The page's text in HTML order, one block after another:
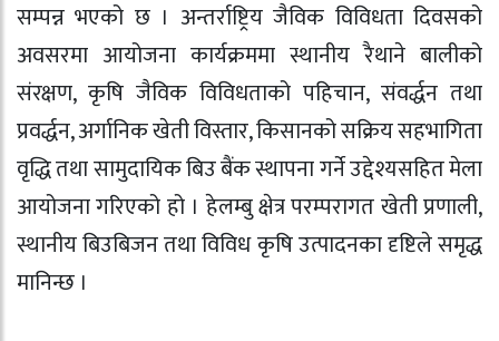
सम्पन्न भएको छ । अन्तर्राष्ट्रिय जैविक विविधता दिवसको
अवसरमा आयोजना कार्यक्रममा स्थानीय रैथाने बालीको
संरक्षण, कृषि जैविक विविधताको पहिचान, संवर्द्धन तथा
प्रवर्द्धन, अर्गानिक खेती विस्तार, किसानको सक्रिय सहभागिता
वृद्धि तथा सामुदायिक बिउ बैंक स्थापना गर्ने उद्देश्यसहित मेला
आयोजना गरिएको हो । हेलम्बु क्षेत्र परम्परागत खेती प्रणाली,
स्थानीय बिउबिजन तथा विविध कृषि उत्पादनका दृष्टिले समृद्ध
मानिन्छ ।